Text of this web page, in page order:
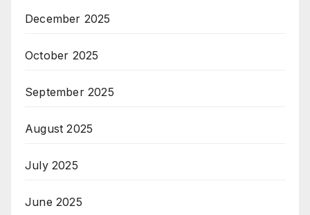
December 2025
October 2025
September 2025
August 2025
July 2025
June 2025